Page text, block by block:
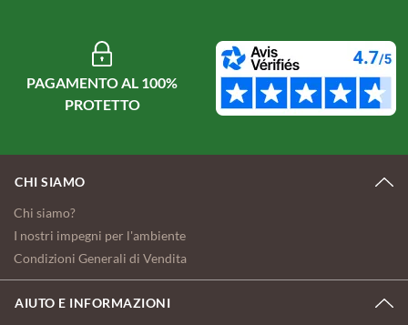
PAGAMENTO AL 100%
PROTETTO
CHI SIAMO
Chi siamo?
I nostri impegni per l'ambiente
Condizioni Generali di Vendita
AIUTO E INFORMAZIONI